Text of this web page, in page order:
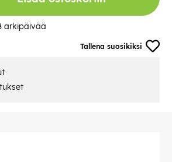
Tallena suosikiksi
arkipäivää